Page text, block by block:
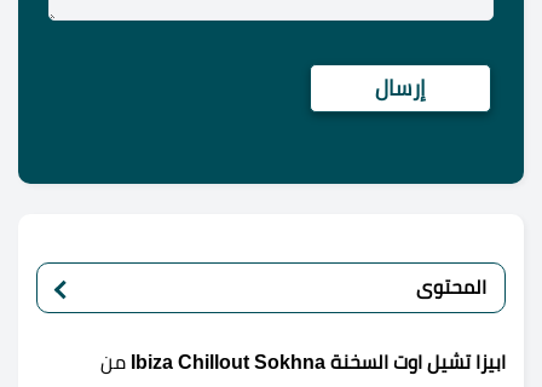
المحتوى
ابيزا تشيل اوت السخنة Ibiza Chillout Sokhna
من